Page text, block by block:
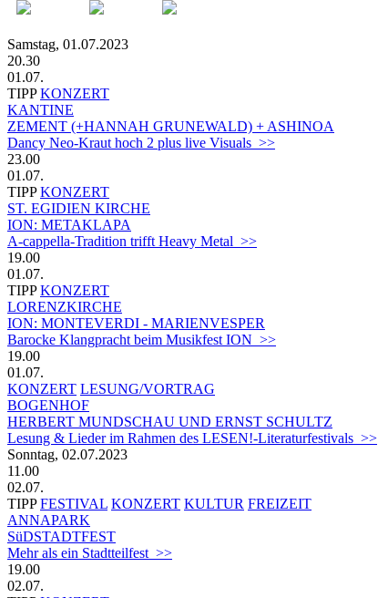
Samstag, 01.07.2023
20.30
01.07.
TIPP KONZERT
KANTINE
ZEMENT (+HANNAH GRUNEWALD) + ASHINOA
Dancy Neo-Kraut hoch 2 plus live Visuals >>
23.00
01.07.
TIPP KONZERT
ST. EGIDIEN KIRCHE
ION: METAKLAPA
A-cappella-Tradition trifft Heavy Metal >>
19.00
01.07.
TIPP KONZERT
LORENZKIRCHE
ION: MONTEVERDI - MARIENVESPER
Barocke Klangpracht beim Musikfest ION >>
19.00
01.07.
KONZERT LESUNG/VORTRAG
BOGENHOF
HERBERT MUNDSCHAU UND ERNST SCHULTZ
Lesung & Lieder im Rahmen des LESEN!-Literaturfestivals >>
Sonntag, 02.07.2023
11.00
02.07.
TIPP FESTIVAL KONZERT KULTUR FREIZEIT
ANNAPARK
SüDSTADTFEST
Mehr als ein Stadtteilfest >>
19.00
02.07.